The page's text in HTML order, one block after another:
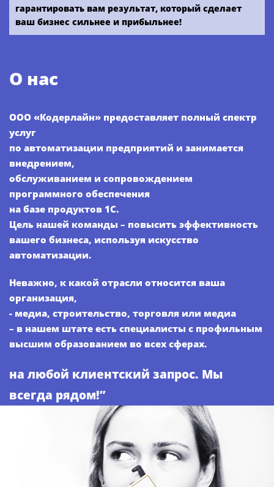
гарантировать вам результат, который сделает
ваш бизнес сильнее и прибыльнее!
О нас
ООО «Кодерлайн» предоставляет полный спектр
услуг
по автоматизации предприятий и занимается
внедрением,
обслуживанием и сопровождением
программного обеспечения
на базе продуктов 1С.
Цель нашей команды – повысить эффективность
вашего бизнеса, используя искусство
автоматизации.
Неважно, к какой отрасли относится ваша
организация,
- медиа, строительство, торговля или медиа
– в нашем штате есть специалисты с профильным
высшим образованием во всех сферах.
на любой клиентский запрос. Мы
всегда рядом!”